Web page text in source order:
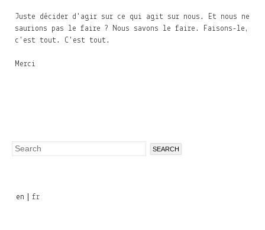
Juste décider d'agir sur ce qui agit sur nous. Et nous ne
saurions pas le faire ? Nous savons le faire. Faisons-le,
c'est tout. C'est tout.
Merci
Search
en fr